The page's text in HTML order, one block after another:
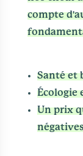
compte
Santé et
Écologie
Un prix